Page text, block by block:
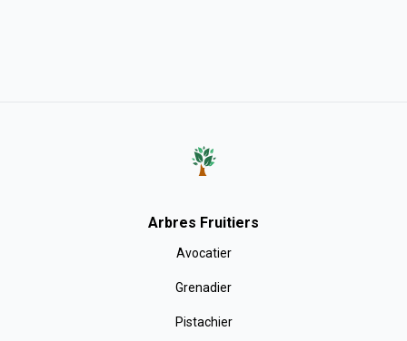
Arbres Fruitiers
Avocatier
Grenadier
Pistachier